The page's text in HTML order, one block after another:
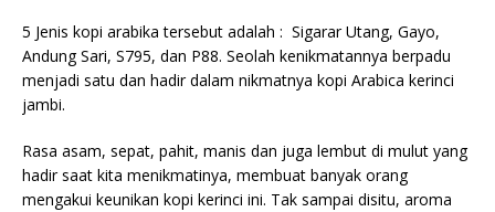
5 Jenis kopi arabika tersebut adalah : Sigarar Utang, Gayo,
Andung Sari, S795, dan P88. Seolah kenikmatannya berpadu
menjadi satu dan hadir dalam nikmatnya kopi Arabica kerinci
jambi.
Rasa asam, sepat, pahit, manis dan juga lembut di mulut yang
hadir saat kita menikmatinya, membuat banyak orang
mengakui keunikan kopi kerinci ini. Tak sampai disitu, aroma